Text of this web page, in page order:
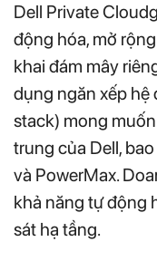
Dell Private
động hóa, mở
khai đám mây
dụng ngăn xếp hệ
stack) mong
trung của Dell,
và PowerMax.
khả năng tự động
sát hạ tầng.